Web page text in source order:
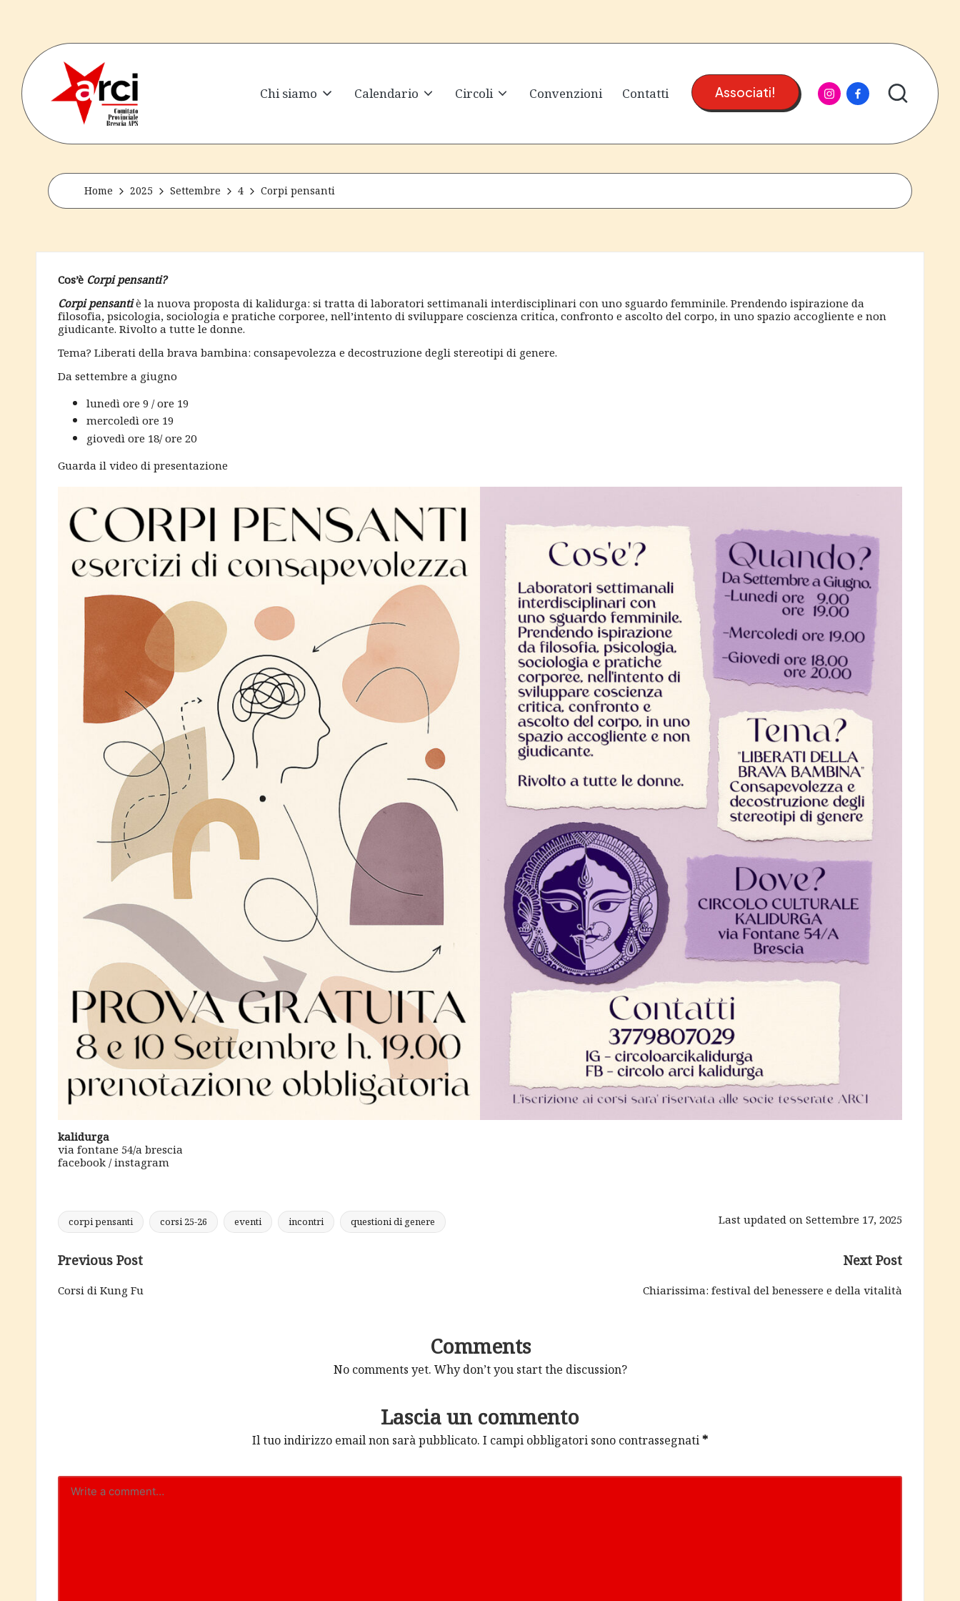
content
a
r
c
b
r
e
s
c
a
senza
perdere
tenerezza
Chi siamo Calendario Circoli Convenzioni Contatti Associati! instagramfacebook
Home 2025 Settembre 4 Corpi pensanti
Cos’è Corpi pensanti?
Corpi pensantiè la nuova proposta di kalidurga: si tratta di laboratori settimanali interdisciplinari con uno sguardo femminile. Prendendo ispirazione da
filosofia, psicologia, sociologia e pratiche corporee, nell’intento di sviluppare coscienza critica, confronto e ascolto del corpo, in uno spazio accogliente e non
giudicante. Rivolto a tutte le donne.
Tema? Liberati della brava bambina: consapevolezza e decostruzione degli stereotipi di genere.
Da settembre a giugno
lunedì ore 9 / ore 19
mercoledì ore 19
giovedì ore 18/ ore 20
Guarda il video di presentazione
kalidurga
via fontane 54/a brescia
facebook/instagram
Tags:
corpi pensanti corsi 25-26 eventi incontri questioni di genere Last updated on Settembre 17, 2025
Post
navigation
Previous Post
Corsi di Kung Fu
Next Post
Chiarissima: festival del benessere e della vitalità
Comments
No comments yet. Why don’t you start the discussion?
Lascia un commento
Il tuo indirizzo email non sarà pubblicato.I campi obbligatori sono contrassegnati*